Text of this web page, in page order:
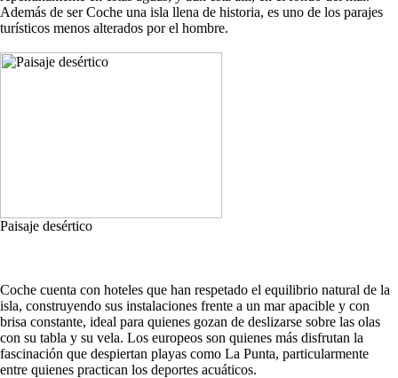
Además de ser Coche una isla llena de historia, es uno de los parajes
turísticos menos alterados por el hombre.
Paisaje desértico
Coche cuenta con hoteles que han respetado el equilibrio natural de la
isla, construyendo sus instalaciones frente a un mar apacible y con
brisa constante, ideal para quienes gozan de deslizarse sobre las olas
con su tabla y su vela. Los europeos son quienes más disfrutan la
fascinación que despiertan playas como La Punta, particularmente
entre quienes practican los deportes acuáticos.